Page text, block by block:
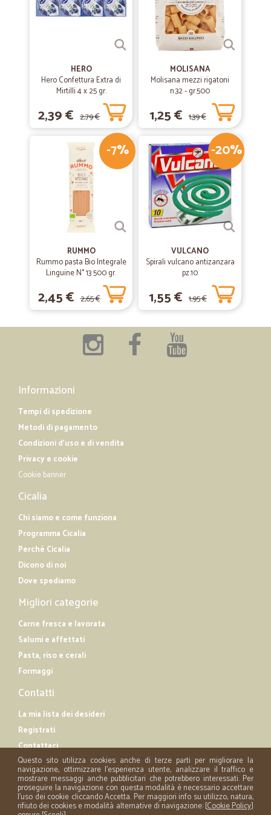
troviamo
19/11/2019
Ionela cornelia P.
Bravissimi?
04/10/2019
—Riccardo B.
Ottimo ineccepibile
16/05/2019
—Agriturismo C.
Molto seri! consegna veloce e buona comunicazione.
—Sara L.
Ottimo servizio
Consegna veloce. Sito di facile comprensione e utilizzo
HERO
Hero Confettura Extra di
Mirtilli 4 x 25 gr.
2,39 € 2,79 €
MOLISANA
Molisana mezzi rigatoni
n.32 - gr.500
1,25 € 1,39 €
-7%
RUMMO
Rummo pasta Bio Integrale
Linguine N° 13 500 gr.
2,45 € 2,65 €
-20%
VULCANO
Spirali vulcano antizanzara
pz.10
1,55 € 1,95 €
Informazioni
Tempi di spedizione
Metodi di pagamento
Condizioni d'uso e di vendita
Privacy e cookie
Cookie banner
Cicalia
Chi siamo e come funziona
Programma Cicalia
Perché Cicalia
Dicono di noi
Dove spediamo
Migliori categorie
Carne fresca e lavorata
Salumi e affettati
Pasta, riso e cerali
Formaggi
Contatti
La mia lista dei desideri
Registrati
Contattaci
Questo sito utilizza cookies anche di terze parti per migliorare la
navigazione, ottimizzare l'esperienza utente, analizzare il traffico e
mostrare messaggi anche pubblicitari che potrebbero interessati. Per
proseguire la navigazione con questa modalità è necessario accettare
l'uso dei cookie cliccando Accetta. Per maggiori info su utilizzo, natura,
rifiuto dei cookies e modalità alternative di navigazione: [Cookie Policy]